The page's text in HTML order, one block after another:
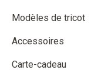
Modèles de tricot
Accessoires
Carte-cadeau